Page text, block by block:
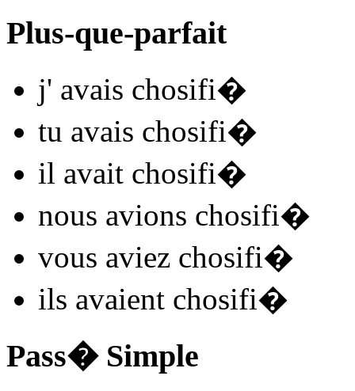
Plus-que-parfait
j' avais chosifi�
tu avais chosifi�
il avait chosifi�
nous avions chosifi�
vous aviez chosifi�
ils avaient chosifi�
Pass� Simple